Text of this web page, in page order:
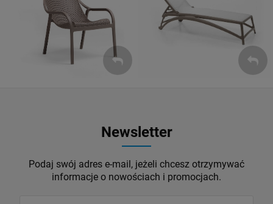
ZOBACZ ZOBACZ
Newsletter
Podaj swój adres e-mail, jeżeli chcesz otrzymywać
informacje o nowościach i promocjach.